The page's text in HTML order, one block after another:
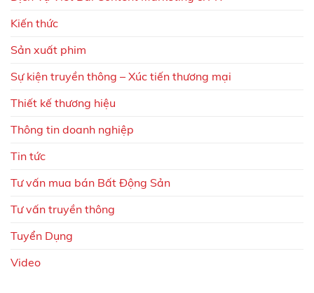
Kiến thức
Sản xuất phim
Sự kiện truyền thông – Xúc tiến thương mại
Thiết kế thương hiệu
Thông tin doanh nghiệp
Tin tức
Tư vấn mua bán Bất Động Sản
Tư vấn truyền thông
Tuyển Dụng
Video